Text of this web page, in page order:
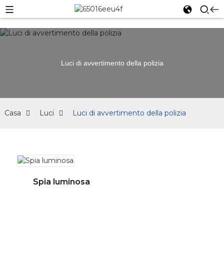
Luci di avvertimento della polizia
Casa Luci Luci di avvertimento della polizia
Spia luminosa